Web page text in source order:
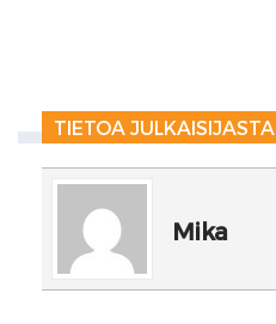
TIETOA JULKAISIJASTA
Mika